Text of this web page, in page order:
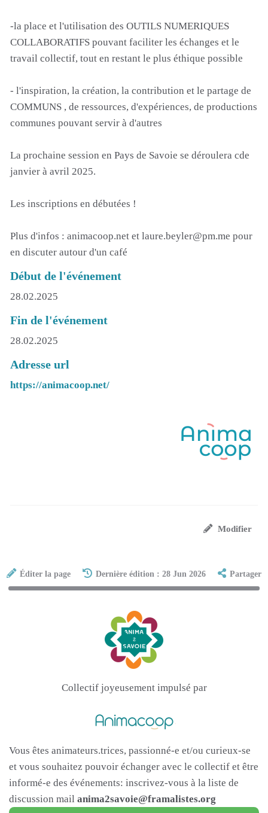
-la place et l'utilisation des OUTILS NUMERIQUES
COLLABORATIFS pouvant faciliter les échanges et le
travail collectif, tout en restant le plus éthique possible
- l'inspiration, la création, la contribution et le partage de
COMMUNS , de ressources, d'expériences, de productions
communes pouvant servir à d'autres
La prochaine session en Pays de Savoie se déroulera cde
janvier à avril 2025.
Les inscriptions en débutées !
Plus d'infos : animacoop.net et laure.beyler@pm.me pour
en discuter autour d'un café
Début de l'événement
28.02.2025
Fin de l'événement
28.02.2025
Adresse url
https://animacoop.net/
Modifier
Éditer la page Dernière édition : 28 Jun 2026 Partager
Collectif joyeusement impulsé par
Vous êtes animateurs.trices, passionné-e et/ou curieux-se
et vous souhaitez pouvoir échanger avec le collectif et être
informé-e des événements: inscrivez-vous à la liste de
discussion mail anima2savoie@framalistes.org